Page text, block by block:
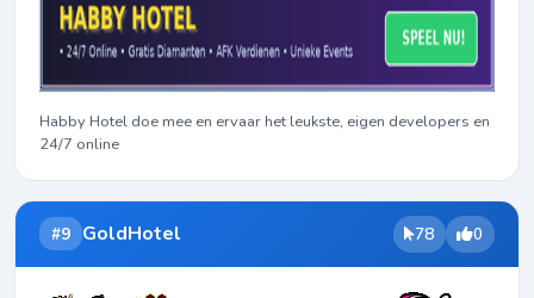
Habby Hotel doe mee en ervaar het leukste, eigen developers en
24/7 online
#9 GoldHotel 78 0